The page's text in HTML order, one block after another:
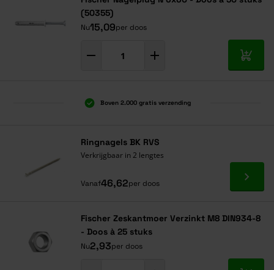
(50355)
Nu15,09per doos
In
Boven 2.000 gratis verzending
Ringnagels BK RVS
Verkrijgbaar in 2 lengtes
Vanaf46,62per doos Ga
Fischer Zeskantmoer Verzinkt M8 DIN934-8
- Doos à 25 stuks
Nu2,93per doos